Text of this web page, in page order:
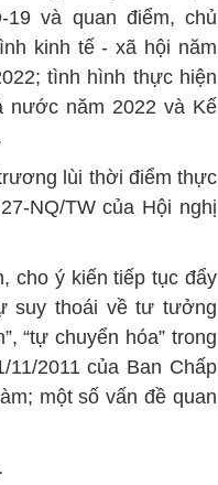
và quan điểm, chủ
kinh tế - xã hội năm
tình hình thực hiện
nước năm 2022 và Kế
lùi thời điểm thực
NQ/TW của Hội nghị
cho ý kiến tiếp tục đẩy
suy thoái về tư tưởng
“tự chuyển hóa” trong
2011 của Ban Chấp
một số vấn đề quan